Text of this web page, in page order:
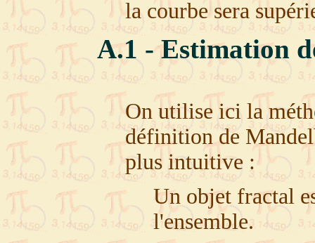
la courbe sera
A.1 - Estimation
On utilise ici la
définition de
plus intuitive :
Un objet fractal
l'ensemble.